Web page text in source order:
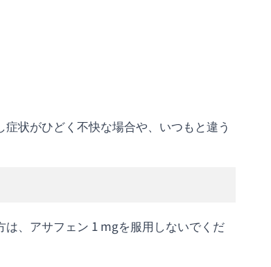
状がひどく不快な場合や、いつもと違う
、アサフェン 1 mgを服用しないでくだ